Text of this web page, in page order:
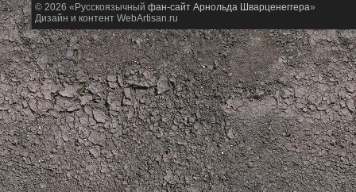
© 2026 «Русскоязычный фан-сайт Арнольда Шварценеггера»
Дизайн и контент WebArtisan.ru